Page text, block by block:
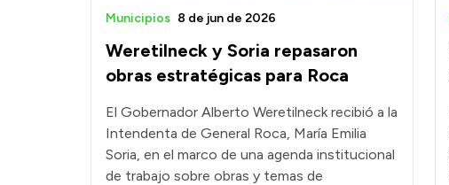
Weretilneck y Soria repasaron
obras estratégicas para Roca
Municipios 8 de jun de 2026
El Gobernador Alberto Weretilneck recibió a la
Intendenta de General Roca, María Emilia
Soria, en el marco de una agenda institucional
de trabajo sobre obras y temas de